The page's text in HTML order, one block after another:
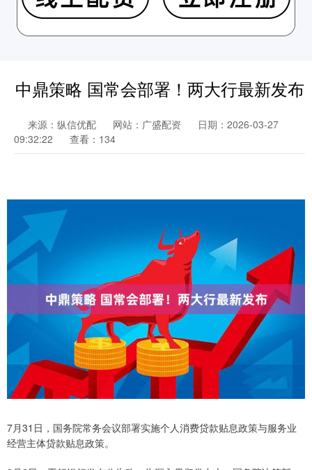
中鼎策略 国常会部署！两大行最新发布
来源：纵信优配 网站：广盛配资
日期：2026-03-27
09:32:22
查看：134
7月31日，国务院常务会议部署实施个人消费贷款贴息政策与服务业
经营主体贷款贴息政策。